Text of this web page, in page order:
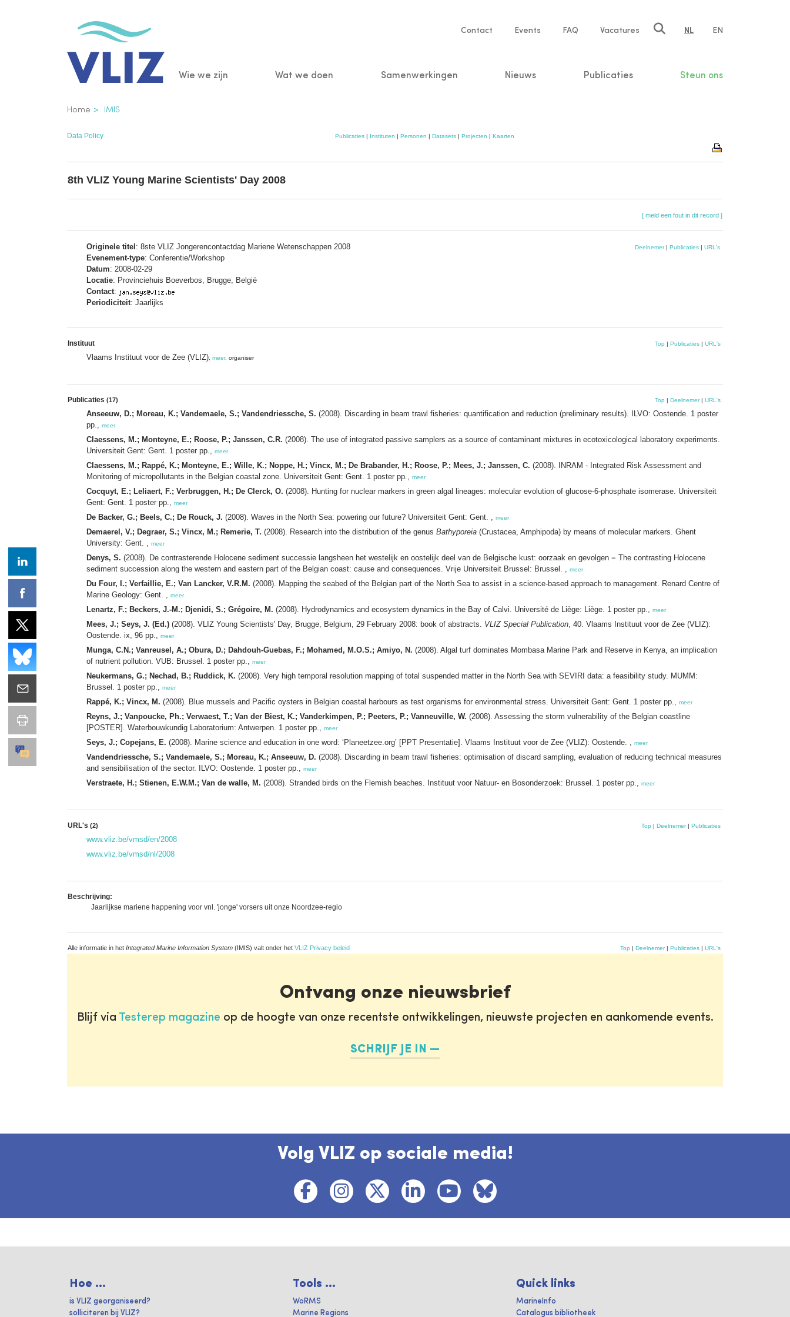
Service
Contact Events FAQ Vacatures NL EN
Main
Wie we zijn Wat we doen Samenwerkingen Nieuws Publicaties Steun ons
Kruimelpad
Home IMIS
Data Policy Publicaties| Instituten | Personen | Datasets| Projecten | Kaarten
8th VLIZ Young Marine Scientists' Day 2008
[ meld een fout in dit record ]
Originele titel : 8ste VLIZ Jongerencontactdag Mariene Wetenschappen 2008
Evenement-type: Conferentie/Workshop
Datum: 2008-02-29
Locatie: Provinciehuis Boeverbos, Brugge, België
Contact:
Periodiciteit: Jaarlijks
Deelnemer| Publicaties | URL's
Instituut Top | Publicaties | URL's
Vlaams Instituut voor de Zee (VLIZ) meer, organiser
Publicaties (17) Top | Deelnemer| URL's
Anseeuw, D.; Moreau, K.; Vandemaele, S.; Vandendriessche, S. (2008). Discarding in beam trawl fisheries: quantification and reduction (preliminary results). ILVO: Oostende. 1 poster
pp.,
meer
Claessens, M.; Monteyne, E.; Roose, P.; Janssen, C.R. (2008). The use of integrated passive samplers as a source of contaminant mixtures in ecotoxicological laboratory experiments.
Universiteit Gent: Gent. 1 poster pp.,
meer
Claessens, M.; Rappé, K.; Monteyne, E.; Wille, K.; Noppe, H.; Vincx, M.; De Brabander, H.; Roose, P.; Mees, J.; Janssen, C. (2008). INRAM - Integrated Risk Assessment and
Monitoring of micropollutants in the Belgian coastal zone. Universiteit Gent: Gent. 1 poster pp.,
meer
Cocquyt, E.; Leliaert, F.; Verbruggen, H.; De Clerck, O. (2008). Hunting for nuclear markers in green algal lineages: molecular evolution of glucose-6-phosphate isomerase. Universiteit
Gent: Gent. 1 poster pp.,
meer
De Backer, G.; Beels, C.; De Rouck, J. (2008). Waves in the North Sea: powering our future? Universiteit Gent: Gent. , meer
Demaerel, V.; Degraer, S.; Vincx, M.; Remerie, T. (2008). Research into the distribution of the genus Bathyporeia (Crustacea, Amphipoda) by means of molecular markers. Ghent
University: Gent. ,
meer
Denys, S. (2008). De contrasterende Holocene sediment successie langsheen het westelijk en oostelijk deel van de Belgische kust: oorzaak en gevolgen = The contrasting Holocene
sediment succession along the western and eastern part of the Belgian coast: cause and consequences. Vrije Universiteit Brussel: Brussel. ,
meer
Du Four, I.; Verfaillie, E.; Van Lancker, V.R.M. (2008). Mapping the seabed of the Belgian part of the North Sea to assist in a science-based approach to management. Renard Centre of
Marine Geology: Gent. ,
meer
Lenartz, F.; Beckers, J.-M.; Djenidi, S.; Grégoire, M. (2008). Hydrodynamics and ecosystem dynamics in the Bay of Calvi. Université de Liège: Liège. 1 poster pp., meer
Mees, J.; Seys, J. (Ed.) (2008). VLIZ Young Scientists' Day, Brugge, Belgium, 29 February 2008: book of abstracts. VLIZ Special Publication , 40. Vlaams Instituut voor de Zee (VLIZ):
Oostende. ix, 96 pp.,
meer
Munga, C.N.; Vanreusel, A.; Obura, D.; Dahdouh-Guebas, F.; Mohamed, M.O.S.; Amiyo, N. (2008). Algal turf dominates Mombasa Marine Park and Reserve in Kenya, an implication
of nutrient pollution. VUB: Brussel. 1 poster pp.,
meer
Neukermans, G.; Nechad, B.; Ruddick, K. (2008). Very high temporal resolution mapping of total suspended matter in the North Sea with SEVIRI data: a feasibility study. MUMM:
Brussel. 1 poster pp.,
meer
Rappé, K.; Vincx, M. (2008). Blue mussels and Pacific oysters in Belgian coastal harbours as test organisms for environmental stress. Universiteit Gent: Gent. 1 poster pp., meer
Reyns, J.; Vanpoucke, Ph.; Verwaest, T.; Van der Biest, K.; Vanderkimpen, P.; Peeters, P.; Vanneuville, W. (2008). Assessing the storm vulnerability of the Belgian coastline
[POSTER]. Waterbouwkundig Laboratorium: Antwerpen. 1 poster pp.,
meer
Seys, J.; Copejans, E. (2008). Marine science and education in one word: ‘Planeetzee.org’ [PPT Presentatie]. Vlaams Instituut voor de Zee (VLIZ): Oostende. , meer
Vandendriessche, S.; Vandemaele, S.; Moreau, K.; Anseeuw, D. (2008). Discarding in beam trawl fisheries: optimisation of discard sampling, evaluation of reducing technical measures
and sensibilisation of the sector. ILVO: Oostende. 1 poster pp.,
meer
Verstraete, H.; Stienen, E.W.M.; Van de walle, M. (2008). Stranded birds on the Flemish beaches. Instituut voor Natuur- en Bosonderzoek: Brussel. 1 poster pp., meer
URL's (2) Top | Deelnemer| Publicaties
www.vliz.be/vmsd/en/2008
www.vliz.be/vmsd/nl/2008
Beschrijving:
Jaarlijkse mariene happening voor vnl. 'jonge' vorsers uit onze Noordzee-regio
Alle informatie in het Integrated Marine Information System (IMIS) valt onder het VLIZ Privacy beleid Top | Deelnemer| Publicaties | URL's
Ontvang onze nieuwsbrief
Blijf via Testerep magazine op de hoogte van onze recentste ontwikkelingen, nieuwste projecten en aankomende events.
SCHRIJF JE IN
Volg VLIZ op sociale media!
Hoe ...
is VLIZ georganiseerd?
solliciteren bij VLIZ?
Tools ...
WoRMS
Marine Regions
Quick links
MarineInfo
Catalogus bibliotheek